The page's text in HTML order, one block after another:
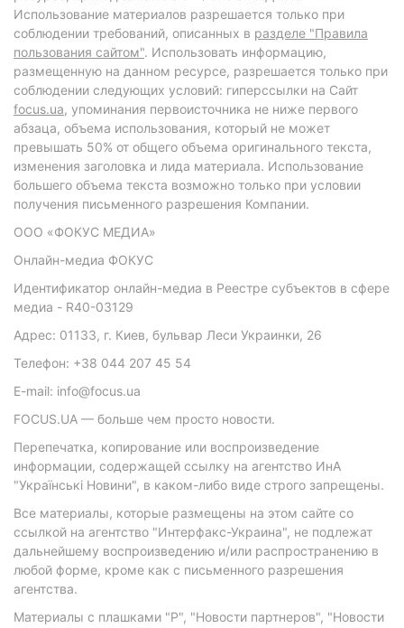
Использование материалов разрешается только при
соблюдении требований, описанных в разделе "Правила
пользования сайтом". Использовать информацию,
размещенную на данном ресурсе, разрешается только при
соблюдении следующих условий: гиперссылки на Сайт
focus.ua, упоминания первоисточника не ниже первого
абзаца, объема использования, который не может
превышать 50% от общего объема оригинального текста,
изменения заголовка и лида материала. Использование
большего объема текста возможно только при условии
получения письменного разрешения Компании.
ООО «ФОКУС МЕДИА»
Онлайн-медиа ФОКУС
Идентификатор онлайн-медиа в Реестре субъектов в сфере
медиа - R40-03129
Адрес: 01133, г. Киев, бульвар Леси Украинки, 26
Телефон: +38 044 207 45 54
E-mail: info@focus.ua
FOCUS.UA — больше чем просто новости.
Перепечатка, копирование или воспроизведение
информации, содержащей ссылку на агентство ИнА
"Українські Новини", в каком-либо виде строго запрещены.
Все материалы, которые размещены на этом сайте со
ссылкой на агентство "Интерфакс-Украина", не подлежат
дальнейшему воспроизведению и/или распространению в
любой форме, кроме как с письменного разрешения
агентства.
Материалы с плашками "Р", "Новости партнеров", "Новости